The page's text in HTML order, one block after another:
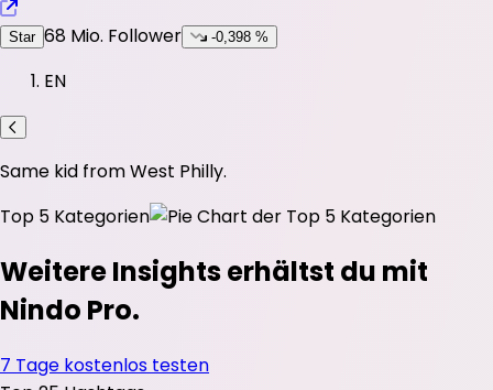
Star 68 Mio. Follower -0,398 %
EN
Same kid from West Philly.
Top 5 Kategorien
Weitere Insights erhältst du mit
Nindo Pro.
7 Tage kostenlos testen